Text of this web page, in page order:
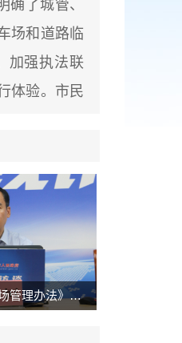
确了城管、
场和道路临
加强执法联
体验。市民
《淮北市机动车停车场管理办法》解读